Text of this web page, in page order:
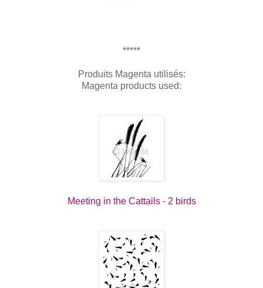
*****
Produits Magenta utilisés:
Magenta products used:
Meeting in the Cattails - 2 birds